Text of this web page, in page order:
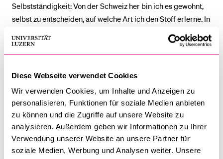
Diese Webseite verwendet Cookies
Wir verwenden Cookies, um Inhalte und Anzeigen zu
personalisieren, Funktionen für soziale Medien anbieten
zu können und die Zugriffe auf unsere Website zu
analysieren. Außerdem geben wir Informationen zu Ihrer
Verwendung unserer Website an unsere Partner für
soziale Medien, Werbung und Analysen weiter. Unsere
Selbstständigkeit: Von der Schweiz her bin ich es gewohnt,
selbst zu entscheiden, auf welche Art ich den Stoff erlerne. In
Singapur hingegen gibt es Notenabzüge für verpasste
Lektionen, das Mitmachen im Unterricht wird bewertet, und
zum Lehrplan gehören zahlreiche Gruppenprojekte. Zudem
Stunden lang, was besonders am Abend eine
Herausforderung darstellen kann.
Wo haben Sie Ihre erste Freundschaft geschlossen?
Tiefere Freundschaften aufzubauen warnicht ganz einfach,